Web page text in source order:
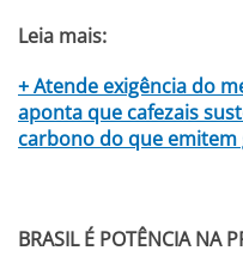
Leia mais:
+ Atende exigência do
aponta que cafezais
carbono do que emitem
BRASIL É POTÊNCIA NA